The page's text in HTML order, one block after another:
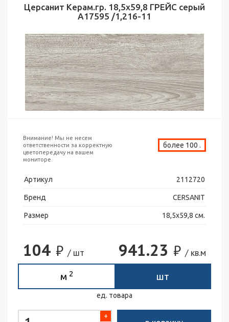
Церсанит Керам.гр. 18,5х59,8 ГРЕЙС серый
А17595 /1,216-11
Внимание! Мы не несем
ответственности за корректную
цветопередачу на вашем
мониторе.
более 100 .
Артикул 2112720
Бренд CERSANIT
Размер 18,5х59,8 см.
104 ₽ / шт 941.23 ₽ / кв.м
м 2 шт
ед. товара
+